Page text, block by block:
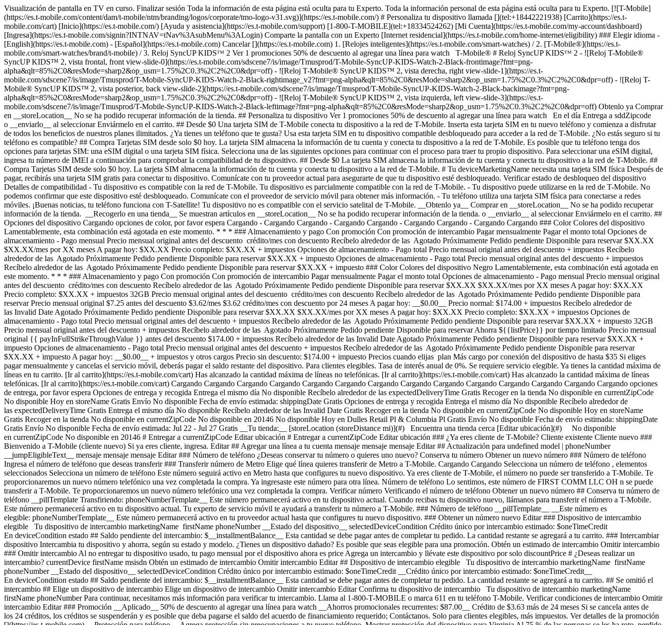
Visualización de pantalla en TV en curso. Finalizar sesión Toda la información de esta página está oculta para tu Experto. Toda la información personal de esta página está oculta para tu Experto. [![T-Mobile]
(https://es.t-mobile.com/content/dam/t-mobile/ntm/branding/logos/corporate/tmo-logo-v31.svg)](https://es.t-mobile.com/) # ​​​​​​​Personaliza tu dispositivo llamada [](tel:+18442221938) [Carrito](https://es.t-
mobile.com/cart) [Inicio](https://es.t-mobile.com/) [Ayuda y asistencia](https://es.t-mobile.com/support) [1-800-T-MOBILE](tel:+18334524262) [Mi Cuenta](https://es.t-mobile.com/my-account/dashboard)
[Ingresa](https://es.t-mobile.com/signin?INTNAV=tNav%3AsubMenu%3ALogin) Comparte la pantalla con un Experto [Internet residencial](https://es.t-mobile.com/home-internet/eligibility) ### Elegir idioma -
[English](https://es.t-mobile.com) - [Español](https://es.t-mobile.com) Cancelar [](https://es.t-mobile.com) 1. [Relojes inteligentes](https://es.t-mobile.com/smart-watches) / 2. [T-Mobile®](https://es.t-
mobile.com/smart-watches/brand/t-mobile) / 3. Reloj SyncUP KIDSᵀᴹ 2 Ver 1 promociones 50% de descuento al agregar una línea para watch T-Mobile® # Reloj SyncUP KIDSᵀᴹ 2 - ![Reloj T-Mobile®
SyncUP KIDS™ 2, vista frontal, front view-slide-0](https://es.t-mobile.com/sdscene7/is/image/Tmusprod/T-Mobile-SyncUP-KIDS-Watch-2-Black-frontimage?fmt=png-
alpha&qlt=85%2C0&resMode=sharp2&op_usm=1.75%2C0.3%2C2%2C0&dpr=off) - ![Reloj T-Mobile® SyncUP KIDS™ 2, vista derecha, right view-slide-1](https://es.t-
mobile.com/sdscene7/is/image/Tmusprod/T-Mobile-SyncUP-KIDS-Watch-2-Black-rightimage_v2?fmt=png-alpha&qlt=85%2C0&resMode=sharp2&op_usm=1.75%2C0.3%2C2%2C0&dpr=off) - ![Reloj T-
Mobile® SyncUP KIDS™ 2, vista posterior, back view-slide-2](https://es.t-mobile.com/sdscene7/is/image/Tmusprod/T-Mobile-SyncUP-KIDS-Watch-2-Black-backimage?fmt=png-
alpha&qlt=85%2C0&resMode=sharp2&op_usm=1.75%2C0.3%2C2%2C0&dpr=off) - ![Reloj T-Mobile® SyncUP KIDS™ 2, vista izquierda, left view-slide-3](https://es.t-
mobile.com/sdscene7/is/image/Tmusprod/T-Mobile-SyncUP-KIDS-Watch-2-Black-leftimage?fmt=png-alpha&qlt=85%2C0&resMode=sharp2&op_usm=1.75%2C0.3%2C2%2C0&dpr=off) Obtenlo ya Comprar
en __storeLocation__ No se ha podido recuperar información de la tienda. ## ​​​​​​​Personaliza tu dispositivo Ver 1 promociones 50% de descuento al agregar una línea para watch En el día Entrega a sddZipcode
o __enviarlo__ al seleccionar Enviármelo en el carrito. ## Desde $0 Una tarjeta SIM de T-Mobile conecta tu dispositivo a la red de T-Mobile. Inserta esta tarjeta SIM en tu nuevo teléfono y comienza a disfrutar
de todos los beneficios de nuestros planes ilimitados. ¿Ya tienes un teléfono que te gusta? Usa esta tarjeta SIM en tu dispositivo compatible desbloqueado para acceder a la red de T-Mobile. ¿No estás seguro si tu
teléfono es compatible? ## Compra Tarjetas SIM desde solo $0 hoy. La tarjeta SIM almacena la información de tu cuenta y conecta tu dispositivo a la red de T-Mobile. Es posible que tu teléfono tenga dos
opciones para tarjetas SIM: una eSIM digital o una tarjeta SIM física. Selecciona una de las siguientes opciones para continuar con el proceso para traer tu propio dispositivo. Para seleccionar una eSIM digital,
ingresa tu número de IMEI a continuación para comprobar la compatibilidad de tu dispositivo. ## Desde $0 La tarjeta SIM almacena la información de tu cuenta y conecta tu dispositivo a la red de T-Mobile. ##
Compra Tarjetas SIM desde solo $0 hoy. La tarjeta SIM almacena la información de tu cuenta y conecta tu dispositivo a la red de T-Mobile. # Tu deviceMarketingName necesita una tarjeta SIM física Después de
pagar, recibirás una tarjeta SIM gratis para conectar tu dispositivo. Comunícate con tu proveedor actual para asegurarte de que tu dispositivo esté desbloqueado. Verificar estado de desbloqueo del dispositivo
Detalles de compatibilidad - Tu dispositivo es compatible con la red de T-Mobile. Tu dispositivo es parcialmente compatible con la red de T-Mobile. - Tu dispositivo puede utilizarse en la red de T-Mobile. No
podemos confirmar que este dispositivo esté desbloqueado. Comunícate con el proveedor de servicio móvil para obtener más información. - Tu teléfono utiliza una tarjeta SIM física para conectarse a redes
móviles. ¡Buenas noticias, tu teléfono funciona con T-Satellite! Tu dispositivo no es compatible con el servicio satelital de T-Mobile. __Obtenlo ya__ Comprar en __storeLocation__ No se ha podido recuperar
información de la tienda. __Recogerlo en una tienda__ Se muestran artículos en __storeLocation__ No se ha podido recuperar información de la tienda. o __enviarlo__ al seleccionar Enviármelo en el carrito. ##
Opciones del dispositivo Cargando opciones de color, por favor espera Cargando - Cargando Cargando - Cargando Cargando - Cargando Cargando - Cargando Cargando ### Color Colores del dispositivo
Lamentablemente, esta combinación está agotada en este momento. * * * ### Almacenamiento y pago Con promoción Con promoción de intercambio Pagar mensualmente Pagar el monto total Opciones de
almacenamiento - Pago mensual Precio mensual original antes del descuento crédito/mes con descuento Recíbelo alrededor de las Agotado Próximamente Pedido pendiente Disponible para reservar $XX.XX
$XX.XX/mes por XX meses A pagar hoy: $XX.XX Precio completo: $XX.XX + impuestos Opciones de almacenamiento - Pago total Precio mensual original antes del descuento + impuestos Recíbelo
alrededor de las Agotado Próximamente Pedido pendiente Disponible para reservar $XX.XX + impuesto Opciones de almacenamiento - Pago total Precio mensual original antes del descuento + impuestos
Recíbelo alrededor de las Agotado Próximamente Pedido pendiente Disponible para reservar $XX.XX + impuesto ### Color Colores del dispositivo Negro Lamentablemente, esta combinación está agotada en
este momento. * * * ### Almacenamiento y pago Con promoción Con promoción de intercambio Pagar mensualmente Pagar el monto total Opciones de almacenamiento - Pago mensual Precio mensual original
antes del descuento crédito/mes con descuento Recíbelo alrededor de las Agotado Próximamente Pedido pendiente Disponible para reservar $XX.XX $XX.XX/mes por XX meses A pagar hoy: $XX.XX
Precio completo: $XX.XX + impuestos 32GB Precio mensual original antes del descuento crédito/mes con descuento Recíbelo alrededor de las Agotado Próximamente Pedido pendiente Disponible para
reservar Precio mensual original $7.25 antes del descuento $3.62/mes $3.62 crédito/mes con descuento por 24 meses A pagar hoy: __$0.00__ Precio normal: $174.00 + impuestos Recíbelo alrededor de
las Invalid Date Agotado Próximamente Pedido pendiente Disponible para reservar $XX.XX $XX.XX/mes por XX meses A pagar hoy: $XX.XX Precio completo: $XX.XX + impuestos Opciones de
almacenamiento - Pago total Precio mensual original antes del descuento + impuestos Recíbelo alrededor de las Agotado Próximamente Pedido pendiente Disponible para reservar $XX.XX + impuesto 32GB
Precio mensual original antes del descuento + impuestos Recíbelo alrededor de las Agotado Próximamente Pedido pendiente Disponible para reservar Ahorra ${{listPrice}} por tiempo limitado Precio mensual
original {{ payInFullStrikeThroughValue }} antes del descuento $174.00 + impuestos Recíbelo alrededor de las Invalid Date Agotado Próximamente Pedido pendiente Disponible para reservar $XX.XX +
impuesto Opciones de almacenamiento - Pago total Precio mensual original antes del descuento + impuestos Recíbelo alrededor de las Agotado Próximamente Pedido pendiente Disponible para reservar
$XX.XX + impuesto A pagar hoy: __$0.00__ + impuestos y otros cargos Precio sin descuento: $174.00 + impuesto Precios cuando elijas plan Más cargo por conexión del dispositivo de hasta $35 Si eliges
pagar mensualmente y cancelas el servicio móvil, deberás pagar el saldo restante del dispositivo. Para clientes elegibles. Tasa de interés anual de 0%. Se requiere servicio elegible. Ya tienes la cantidad máxima de
líneas en tu carrito. [Ir al carrito](https://es.t-mobile.com/cart) Has alcanzado la cantidad máxima de líneas no telefónicas. [Ir al carrito](https://es.t-mobile.com/cart) Has alcanzado la cantidad máxima de líneas
telefónicas. [Ir al carrito](https://es.t-mobile.com/cart) Cargando Cargando Cargando Cargando Cargando Cargando Cargando Cargando Cargando Cargando Cargando Cargando Cargando Cargando opciones
de entrega, por favor espera Opciones de entrega y recogida Entrega el mismo día No disponible Recíbelo alrededor de las expectedDeliveryTime Gratis Recoger en la tienda No disponible en currentZipCode
No disponible Hoy en storeName Gratis Envío No disponible Fecha de envío estimada: shippingDate Gratis Opciones de entrega y recogida Entrega el mismo día No disponible Recíbelo alrededor de
las expectedDeliveryTime Gratis Entrega el mismo día No disponible Recíbelo alrededor de las Invalid Date Gratis Recoger en la tienda No disponible en currentZipCode No disponible Hoy en storeName
Gratis Recoger en la tienda No disponible en currentZipCode No disponible en 20146 No disponible Hoy en Dulles Retail Pl & Columbia Pl Gratis Envío No disponible Fecha de envío estimada: shippingDate
Gratis Envío No disponible Fecha de envío estimada: Jul 22 - Jul 27 Gratis __Tu tienda:__ [storeLocation (storeDistance mi)](#) Encuentra una tienda cerca [Editar ubicación](#) No disponible
en currentZipCode No disponible en 20146 # Entregar a currentZipCode Editar ubicación # Entregar a currentZipCode Editar ubicación ### ¿Ya eres cliente de T-Mobile? Cliente existente Cliente nuevo ###
Bienvenido a T-Mobile (cliente nuevo) Si ya eres cliente, ingresa. Editar ## Agregar una línea a tu cuenta mensaje mensaje mensaje Editar ## Actualización para undefined model | phoneNumber
__jumpEligibleText__ mensaje mensaje mensaje Editar ### Número de teléfono ¿Deseas conservar tu número o quieres uno nuevo? Conserva tu número Obtener un nuevo número ### Número de teléfono
Ingresa el número de teléfono que deseas transferir ### Transferir número de Metro Elige qué línea quieres transferir de Metro a T-Mobile. Cargando Cargando Selecciona un número de teléfono , elementos seleccionados Selecciona un número de teléfono Este número seguirá activo en Metro hasta que configures tu nuevo dispositivo. Ya eres cliente de T-Mobile, el número no puede ser transferido a T-Mobile. Te proporcionaremos un nuevo número telefónico una vez completada la compra. Ya ingresaste este número para otra línea. Número de teléfono Lo sentimos, este número de FIRST COMM LLC OH n se puede transferir a T-Mobile. Te proporcionaremos un nuevo número telefónico una vez completada la compra. Verificar número Verificando el número de teléfono Obtener un nuevo número ## Conserva tu número de teléfono __pillTemplate Transfiriendo: phoneNumberTemplate__ Este número permanecerá activo en tu dispositivo actual. Cuando recibas tu dispositivo nuevo, llámanos para transferir el número a T-Mobile. Este número permanecerá activo en tu dispositivo actual. Tu experto de servicio móvil te ayudará a transferir tu número a T-Mobile. ### Número de teléfono __pillTemplate__ __Este número es elegible: phoneNumberTemplate__ Este número permanecerá activo en tu proveedor actual hasta que configures tu nuevo dispositivo. ### Obtener un número nuevo Editar ### Dispositivo de intercambio elegible Tu dispositivo de intercambio marketingName firstName phoneNumber __Estado del dispositivo__ selectedDeviceCondition Crédito único por intercambio estimado: $oneTimeCredit En deviceCondition estado ## Saldo pendiente del intercambio: $__installmentBalance__ Esta cantidad se debe pagar antes de completar tu pedido. La cantidad restante se agregará a tu carrito. ### Intercambiar dispositivo Intercambia tu dispositivo y ahorra, según su estado y modelo. ¿Tienes un dispositivo dañado? Es posible que seas elegible para una promoción. Obtén un estimado de intercambio Omitir intercambio ### Omitir intercambio Al no entregar tu dispositivo usado, tu pago mensual por el dispositivo ahora es price Agrega un intercambio y llévate este dispositivo por solo discountPrice # ¿Deseas realizar un intercambio? currentDevice firstName msisdn Obtén un estimado de intercambio Omitir intercambio Editar ## Dispositivo de intercambio elegible Tu dispositivo de intercambio marketingName firstName phoneNumber __Estado del dispositivo__ selectedDeviceCondition Crédito único por intercambio estimado: $oneTimeCredit __Crédito único por intercambio estimado: $oneTimeCredit__ En deviceCondition estado ## Saldo pendiente del intercambio: $__installmentBalance__ Esta cantidad se debe pagar antes de completar tu pedido. La cantidad restante se agregará a tu carrito. ## Se omitió el intercambio ## Elige un dispositivo de intercambio Elige un dispositivo de intercambio Omitir intercambio Editar Confirma tu dispositivo de intercambio Tu dispositivo de intercambio marketingName firstName phoneNumber Para continuar, necesitamos más información para verificar tu intercambio. Llama al 1-800-T-MOBILE o marca 611 en tu teléfono T-Mobile. Verificar condiciones de intercambio Omitir intercambio Editar ### Promoción __Aplicado__ 50% de descuento al agregar una línea para watch __Ahorros promocionales recurrentes: $87.00__ Crédito de $3.63 más de 24 meses Si se cancela antes de los 24 créditos, los créditos se suspenderán y es posible que deba pagarse el saldo del acuerdo de financiamiento requerido; Contáctanos. Solo para clientes elegibles, más impuestos. Ver detalles de la promoción [](https://es.t-mobile.com) __Protección para teléfono__ Agrega protección sin preocupaciones a tu nuevo teléfono. Mostrar protección del dispositivo para Virginia Al 75 % de las personas se les ha roto, perdido o les han robado el teléfono. Assurant, 2026 cargando plan cargando plan Recomendados Los más populares ## Protección básica para dispositivos Es posible que se apliquen impuestos al costo mensual. Se renueva cada mes hasta su cancelación. Se puede cancelar en cualquier momento en la app T-Life. Solo lo indispensable. Nuestro __plan básico__ incluye: - ![](https://es.t-mobile.com/content/dam/digx/tmobile/us/en/device-protection/security.svg)Reemplazo por pérdida, robo o daño accidental - ![](https://es.t-mobile.com/content/dam/digx/tmobile/us/en/device-protection/mobile.svg)Reparaciones de pantallas rotas - ![](https://es.t-mobile.com/content/dam/digx/tmobile/us/en/device-protection/wrench-filled.svg)Cobertura en caso de falla mecánica y eléctrica Ve más beneficios ## Protección básica para dispositivos por Solo lo indispensable. Nuestro __plan básico__ incluye: - ![](https://es.t-mobile.com/content/dam/digx/tmobile/us/en/device-protection/security.svg)Reemplazo por pérdida, robo o daño accidental - ![](https://es.t-mobile.com/content/dam/digx/tmobile/us/en/device-protection/mobile.svg)Reparaciones de pantallas rotas - ![](https://es.t-mobile.com/content/dam/digx/tmobile/us/en/device-protection/wrench-filled.svg)Cobertura en caso de falla mecánica y eléctrica Ve más beneficios Es posible que se apliquen impuestos al costo mensual. Se renueva cada mes hasta su cancelación. Se puede cancelar en cualquier momento en la app T-Life. ## Protección básica para dispositivos por Solo lo indispensable. Nuestro __plan básico__ incluye: - ![](https://es.t-mobile.com/content/dam/digx/tmobile/us/en/device-protection/security.svg)Reemplazo por pérdida, robo o daño accidental - ![](https://es.t-mobile.com/content/dam/digx/tmobile/us/en/device-protection/mobile.svg)Reparaciones de pantallas rotas - ![](https://es.t-mobile.com/content/dam/digx/tmobile/us/en/device-protection/wrench-filled.svg)Cobertura en caso de falla mecánica y eléctrica Ve más beneficios Es posible que se apliquen impuestos al costo mensual. Se renueva cada mes hasta su cancelación. Se puede cancelar en cualquier momento en la app T-Life. Elige Recomendados Los más populares ## Protección de dispositivo con seguro ​​​​​​​A partir del 1 de abril, algunos planes tendrán cargos más bajos y un cambio de precio de $1. Más información en [mytmoclaim.com/update](http://mytmoclaim.com/update "http://mytmoclaim.com/update"). Es posible que se apliquen impuestos al costo mensual. Se renueva cada mes hasta su cancelación. Se puede cancelar en cualquier momento en la app T-Life. Solo lo indispensable. Nuestro __plan básico__ incluye: - ![](https://es.t-mobile.com/content/dam/digx/tmobile/us/en/device-protection/security.svg)Reemplazo por pérdida y robo - ![](https://es.t-mobile.com/content/dam/digx/tmobile/us/en/device-protection/icon-refresh-filled.svg)Reclamaciones ilimitadas por daños accidentales - ![](https://es.t-mobile.com/content/dam/digx/tmobile/us/en/device-protection/mobile-check.svg)$0 en reparaciones por pantallas frontales rotas Ve más beneficios ## Protección de dispositivo con seguro por Solo lo indispensable. Nuestro __plan básico__ incluye: - ![](https://es.t-mobile.com/content/dam/digx/tmobile/us/en/device-protection/security.svg)Reemplazo por pérdida y robo - ![](https://es.t-mobile.com/content/dam/digx/tmobile/us/en/device-protection/icon-refresh-filled.svg)Reclamaciones ilimitadas por daños accidentales - ![](https://es.t-mobile.com/content/dam/digx/tmobile/us/en/device-protection/mobile-check.svg)$0 en reparaciones por pantallas frontales rotas Ve más beneficios ​​​​​​​A partir del 1 de abril, algunos planes tendrán cargos más bajos y un cambio de precio de $1. Más información en [mytmoclaim.com/update](http://mytmoclaim.com/update "http://mytmoclaim.com/update"). Es posible que se apliquen impuestos al costo mensual. Se renueva cada mes hasta su cancelación. Se puede cancelar en cualquier momento en la app T-Life. ## Protección de dispositivo con seguro por Solo lo indispensable. Nuestro __plan básico__ incluye: - ![](https://es.t-mobile.com/content/dam/digx/tmobile/us/en/device-protection/security.svg)Reemplazo por pérdida y robo - ![](https://es.t-mobile.com/content/dam/digx/tmobile/us/en/device-protection/icon-refresh-filled.svg)Reclamaciones ilimitadas por daños accidentales - ![](https://es.t-mobile.com/content/dam/digx/tmobile/us/en/device-protection/mobile-check.svg)$0 en reparaciones por pantallas frontales rotas Ve más beneficios ​​​​​​​A partir del 1 de abril, algunos planes tendrán cargos más bajos y un cambio de precio de $1. Más información en [mytmoclaim.com/update](http://mytmoclaim.com/update "http://mytmoclaim.com/update"). Es posible que se apliquen impuestos al costo mensual. Se renueva cada mes hasta su cancelación. Se puede cancelar en cualquier momento en la app T-Life. Elige Recomendados Los más populares ## Protection 360™️ Es posible que se apliquen impuestos al costo mensual. Se renueva cada mes hasta su cancelación. Se puede cancelar en cualquier momento en la app T-Life. Nuestro __plan más completo__ incluye: - ![](https://es.t-mobile.com/content/dam/digx/tmobile/us/en/device-protection/security.svg)Reemplazo por pérdida y robo - ![](https://es.t-mobile.com/content/dam/digx/tmobile/us/en/device-protection/icon-refresh-filled.svg)Reclamaciones ilimitadas por daños accidentales, incluidas pantallas dañadas - ![](https://es.t-mobile.com/content/dam/digx/tmobile/us/en/device-protection/mobile.svg)Reemplazos ilimitados para protectores de pantalla - ![](https://es.t-mobile.com/content/dam/digx/tmobile/us/en/device-protection/wrench-filled.svg)Cobertura en caso de falla mecánica y eléctrica Ve más beneficios ## Protection 360™️ por Nuestro __plan más completo__ incluye: - ![](https://es.t-mobile.com/content/dam/digx/tmobile/us/en/device-protection/security.svg)Reemplazo por pérdida y robo - ![](https://es.t-mobile.com/content/dam/digx/tmobile/us/en/device-protection/icon-refresh-filled.svg)Reclamaciones ilimitadas por daños accidentales, incluidas pantallas dañadas - ![](https://es.t-mobile.com/content/dam/digx/tmobile/us/en/device-protection/mobile.svg)Reemplazos ilimitados para protectores de pantalla - ![](https://es.t-mobile.co